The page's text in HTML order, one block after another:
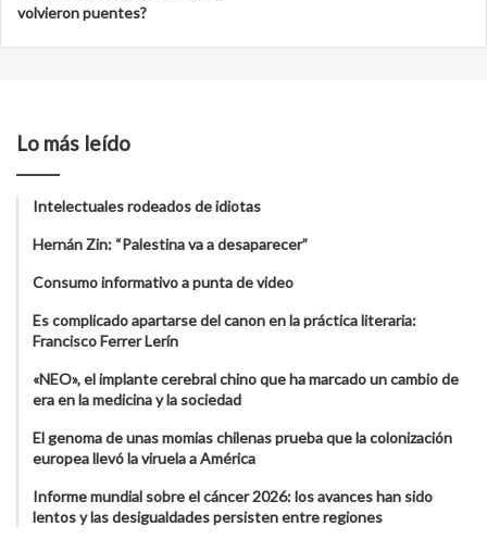
volvieron puentes?
Lo más leído
Intelectuales rodeados de idiotas
Hernán Zin: “Palestina va a desaparecer”
Consumo informativo a punta de video
Es complicado apartarse del canon en la práctica literaria:
Francisco Ferrer Lerín
«NEO», el implante cerebral chino que ha marcado un cambio de
era en la medicina y la sociedad
El genoma de unas momias chilenas prueba que la colonización
europea llevó la viruela a América
Informe mundial sobre el cáncer 2026: los avances han sido
lentos y las desigualdades persisten entre regiones